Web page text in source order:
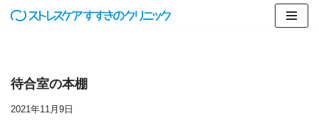
ン
へ
待合室の本棚
2021年11月9日